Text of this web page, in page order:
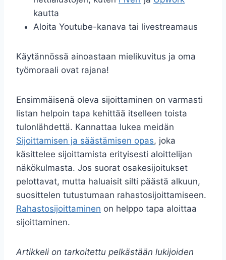
kautta
Aloita Youtube-kanava tai livestreamaus
Käytännössä ainoastaan mielikuvitus ja oma
työmoraali ovat rajana!
Ensimmäisenä oleva sijoittaminen on varmasti
listan helpoin tapa kehittää itselleen toista
tulonlähdettä. Kannattaa lukea meidän
Sijoittamisen ja säästämisen opas, joka
käsittelee sijoittamista erityisesti aloittelijan
näkökulmasta. Jos suorat osakesijoitukset
pelottavat, mutta haluaisit silti päästä alkuun,
suosittelen tutustumaan rahastosijoittamiseen.
Rahastosijoittaminen on helppo tapa aloittaa
sijoittaminen.
Artikkeli on tarkoitettu pelkästään lukijoiden